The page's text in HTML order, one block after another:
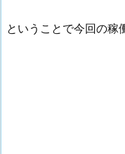
ということで今回の稼